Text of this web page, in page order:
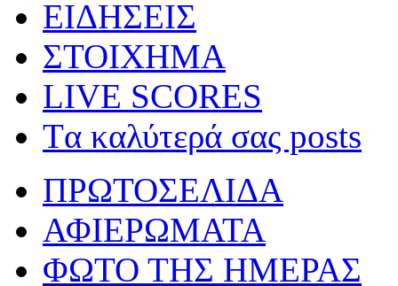
ΕΙΔΗΣΕΙΣ
ΣΤΟΙΧΗΜΑ
LIVE SCORES
Tα καλύτερά σας posts
ΠΡΩΤΟΣΕΛΙΔΑ
ΑΦΙΕΡΩΜΑΤΑ
ΦΩΤΟ ΤΗΣ ΗΜΕΡΑΣ